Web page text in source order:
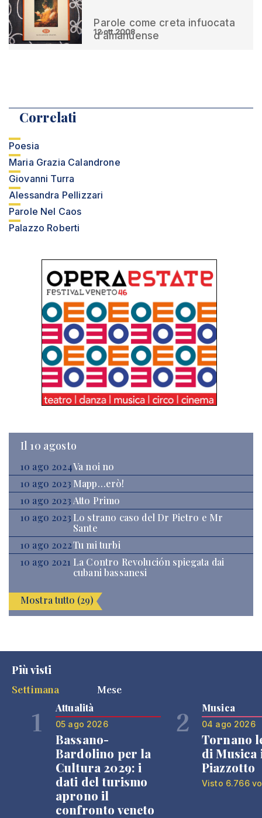
Parole come creta infuocata
d’amanuense
12 ott 2008
Correlati
Poesia
Maria Grazia Calandrone
Giovanni Turra
Alessandra Pellizzari
Parole Nel Caos
Palazzo Roberti
Il 10 agosto
10 ago 2024Va noi no
10 ago 2023 Mapp…erò!
10 ago 2023 Atto Primo
10 ago 2023 Lo strano caso del Dr Pietro e Mr
Sante
10 ago 2022Tu mi turbi
10 ago 2021 La Contro Revolución spiegata dai
cubani bassanesi
Mostra tutto (29)
Più visti
Settimana
Mese
1 Attualità
05 ago 2026
Bassano-
Bardolino per la
Cultura 2029: i
dati del turismo
aprono il
confronto veneto
2 Musica
04 ago 2026
Tornano
di Musica
Piazzotto
Visto 6.766